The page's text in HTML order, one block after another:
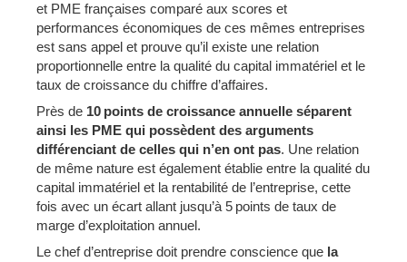
et PME françaises comparé aux scores et
performances économiques de ces mêmes entreprises
est sans appel et prouve qu’il existe une relation
proportionnelle entre la qualité du capital immatériel et le
taux de croissance du chiffre d’affaires.
Près de 10 points de croissance annuelle séparent
ainsi les PME qui possèdent des arguments
différenciant de celles qui n’en ont pas. Une relation
de même nature est également établie entre la qualité du
capital immatériel et la rentabilité de l’entreprise, cette
fois avec un écart allant jusqu’à 5 points de taux de
marge d’exploitation annuel.
Le chef d’entreprise doit prendre conscience que la